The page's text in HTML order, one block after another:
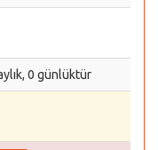
0 günlüktür